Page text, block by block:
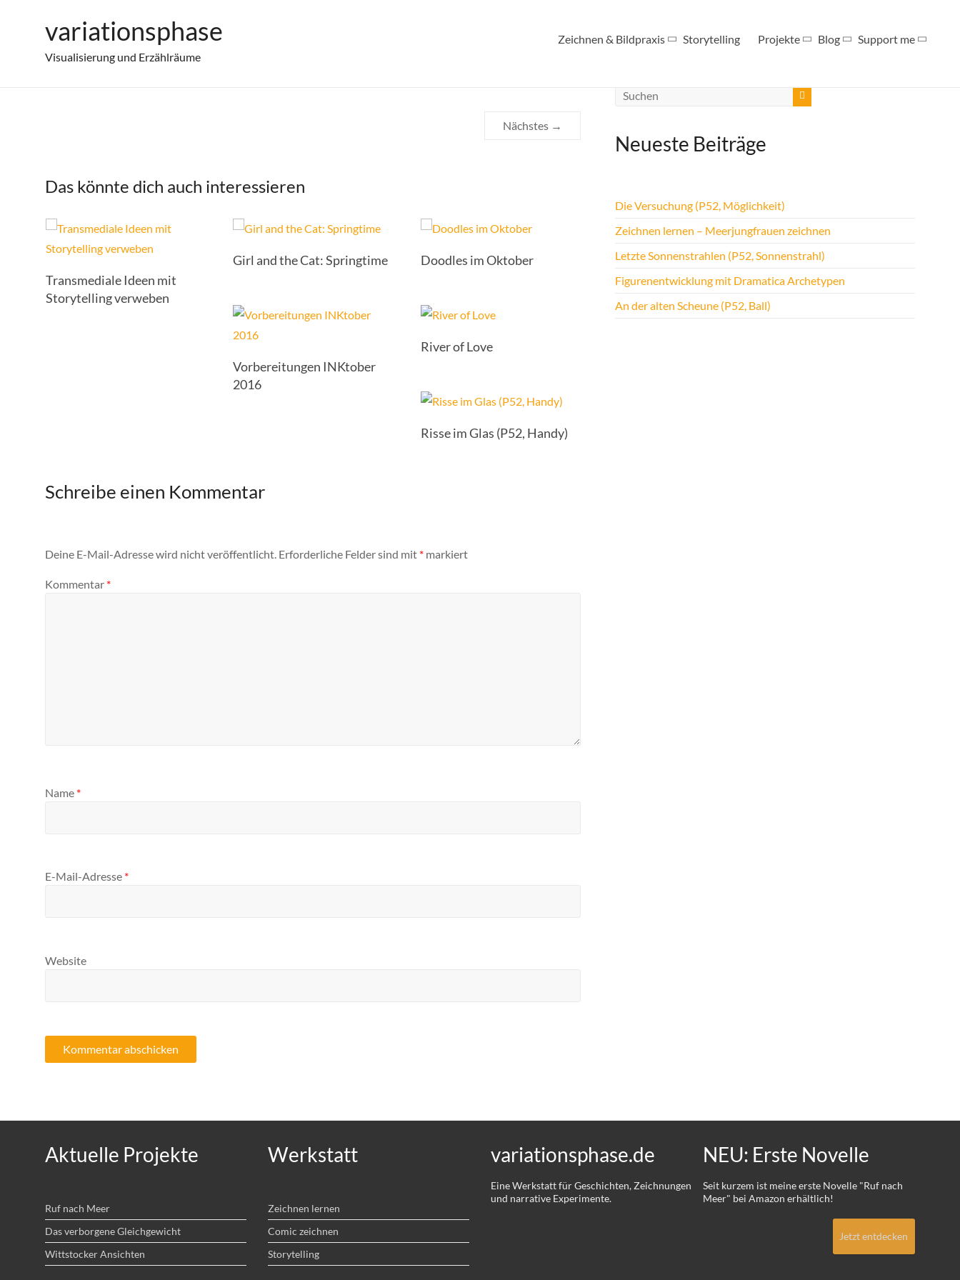
variationsphase
Visualisierung und Erzählräume
Zeichnen & Bildpraxis Storytelling Projekte Blog Support me
Eine kleine Weihnachtsgeschichte – Teil 14
Nächstes →
Das könnte dich auch interessieren
Transmediale Ideen mit
Storytelling verweben
Girl and the Cat: Springtime Doodles im Oktober
Vorbereitungen INKtober
2016
River of Love
Risse im Glas (P52, Handy)
Schreibe einen Kommentar
Deine E-Mail-Adresse wird nicht veröffentlicht. Erforderliche Felder sind mit * markiert
Kommentar *
Name *
E-Mail-Adresse *
Website
Neueste Beiträge
Die Versuchung (P52, Möglichkeit)
Zeichnen lernen – Meerjungfrauen zeichnen
Letzte Sonnenstrahlen (P52, Sonnenstrahl)
Figurenentwicklung mit Dramatica Archetypen
An der alten Scheune (P52, Ball)
Aktuelle Projekte
Ruf nach Meer
Das verborgene Gleichgewicht
Wittstocker Ansichten
Werkstatt
Zeichnen lernen
Comic zeichnen
Storytelling
variationsphase.de
Eine Werkstatt für Geschichten, Zeichnungen
und narrative Experimente.
NEU: Erste Novelle
Seit kurzem ist meine erste Novelle "Ruf nach
Meer" bei Amazon erhältlich!
Jetzt entdecken